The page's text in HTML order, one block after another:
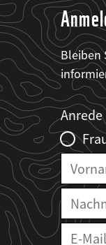
Bleiben
Fieldset
Anrede
Vorname
Nachname
E-